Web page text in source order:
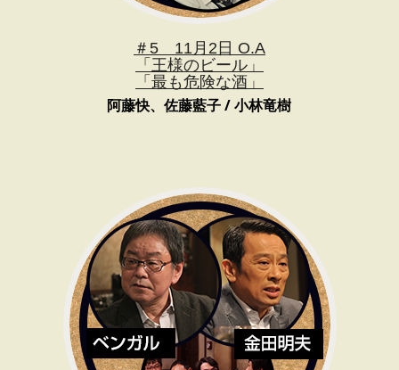
＃5 11月2日 O.A
「王様のビール」
「最も危険な酒」
阿藤快、佐藤藍子 / 小林竜樹